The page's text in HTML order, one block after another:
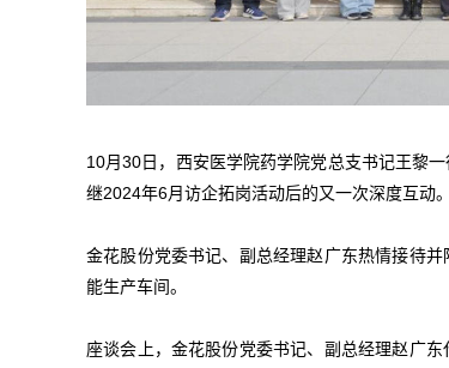
10月30日，西安医学院药学院党总支书记王黎
继2024年6月访企拓岗活动后的又一次深度互动。
金花股份党委书记、副总经理赵广东热情接待
能生产车间。
座谈会上，金花股份党委书记、副总经理赵广